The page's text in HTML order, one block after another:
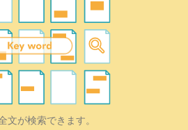
文が検索できます。